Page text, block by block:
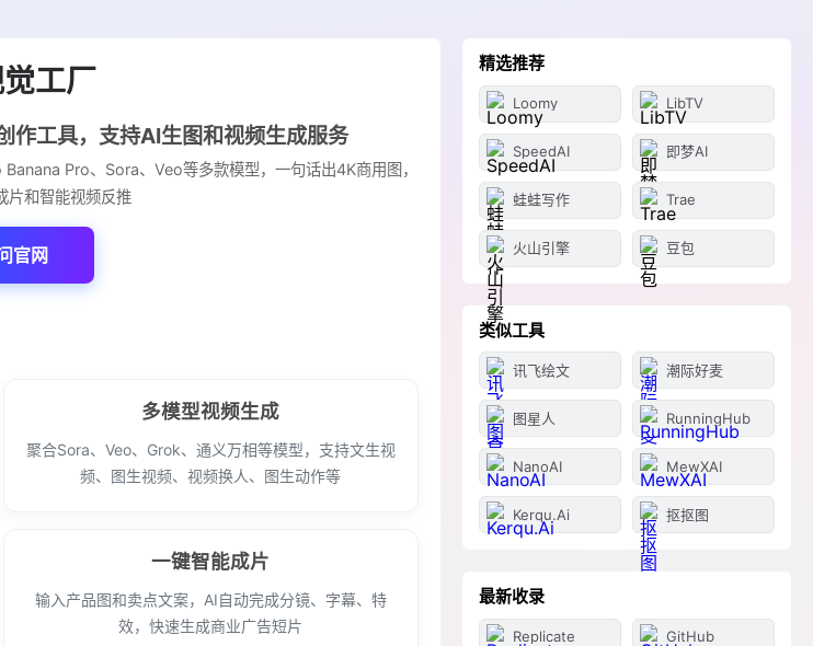
工厂
作工具，支持AI生图和视频生成服务
Pro、Sora、Veo等多款模型，一句话出4K商用图，
片和智能视频反推
官网
多模型视频生成
聚合Sora、Veo、Grok、通义万相等模型，支持文生视
频、图生视频、视频换人、图生动作等
一键智能成片
输入产品图和卖点文案，AI自动完成分镜、字幕、特
效，快速生成商业广告短片
精选推荐
Loomy LibTV
SpeedAI 即梦AI
蛙蛙写作 Trae
火山引擎 豆包
类似工具
讯飞绘文 潮际好麦
图星人 RunningHub
NanoAI MewXAI
Kerqu.Ai 抠抠图
最新收录
Replicate GitHub